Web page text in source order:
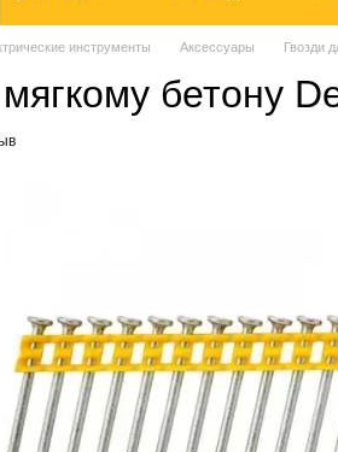
инструменты Аксессуары Гвозди
бетону